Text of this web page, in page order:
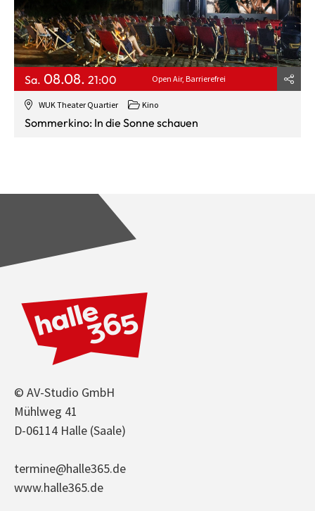
WUK Theater Quartier Kino
Sa. 08.08. 21:00 Open Air Barrierefrei
Sommerkino: In die Sonne schauen
© AV-Studio GmbH
Mühlweg 41
D-06114 Halle (Saale)
termine@halle365.de
www.halle365.de